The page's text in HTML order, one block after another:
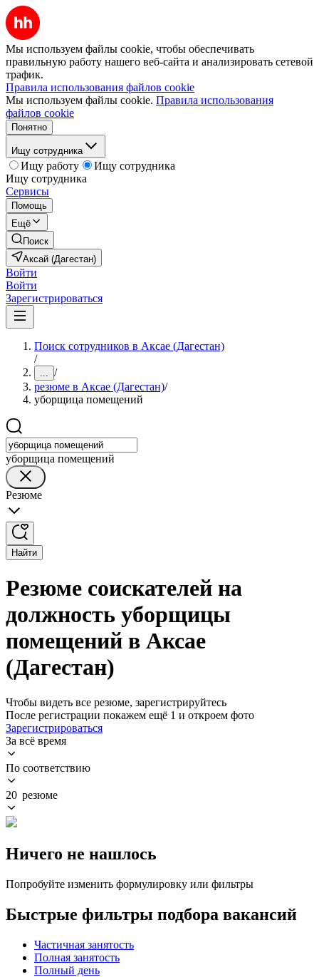
Мы используем файлы cookie, чтобы обеспечивать
правильную работу нашего веб-сайта и анализировать сетевой
трафик.
Правила использования файлов cookie
Мы используем файлы cookie. Правила использования
файлов cookie
Понятно
Ищу сотрудника
Ищу работу
Ищу сотрудника
Ищу сотрудника
Сервисы
Помощь
Ещё
Поиск
Аксай (Дагестан)
Войти
Войти
Зарегистрироваться
Поиск сотрудников в Аксае (Дагестан)
/
... /
резюме в Аксае (Дагестан)/
уборщица помещений
уборщица помещений
Резюме
Найти
Резюме соискателей на
должность уборщицы
помещений в Аксае
(Дагестан)
Чтобы видеть все резюме, зарегистрируйтесь
После регистрации покажем ещё 1 и откроем фото
Зарегистрироваться
За всё время
По соответствию
20 резюме
Ничего не нашлось
Попробуйте изменить формулировку или фильтры
Быстрые фильтры подбора вакансий
Частичная занятость
Полная занятость
Полный день